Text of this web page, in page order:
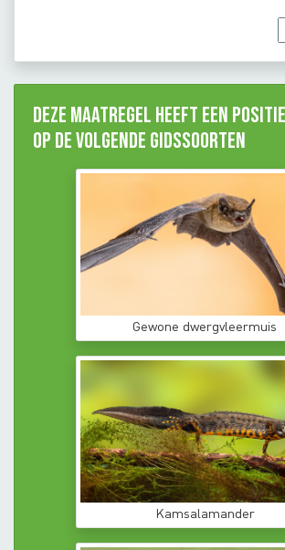
Deze maatregel heeft een
op de volgende gidssoorten
Gewone dwergvleermuis
Kamsalamander